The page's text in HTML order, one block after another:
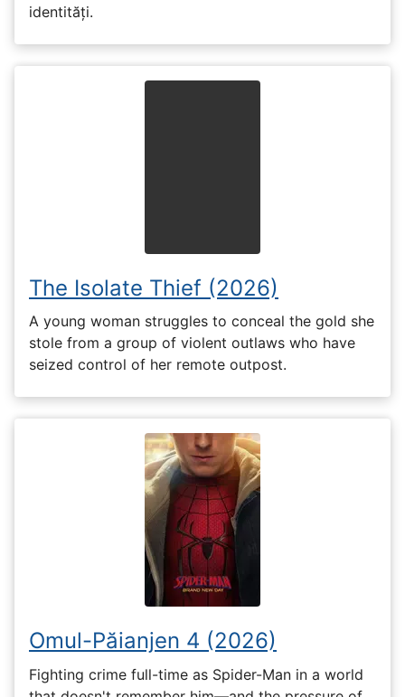
identități.
The Isolate Thief (2026)
A young woman struggles to conceal the gold she
stole from a group of violent outlaws who have
seized control of her remote outpost.
Omul-Păianjen 4 (2026)
Fighting crime full-time as Spider-Man in a world